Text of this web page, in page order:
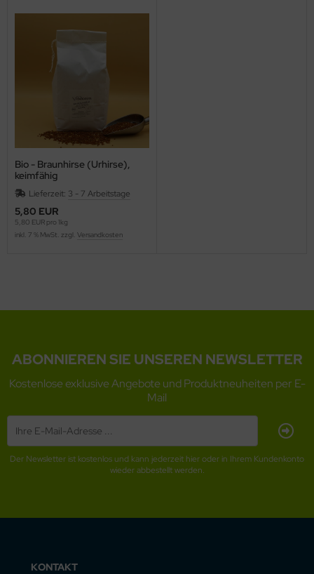
Bio - Braunhirse (Urhirse),
keimfähig
Lieferzeit: 3 - 7 Arbeitstage
5,80 EUR
5,80 EUR pro 1kg
inkl. 7 % MwSt. zzgl. Versandkosten
ABONNIEREN SIE UNSEREN NEWSLETTER
Kostenlose exklusive Angebote und Produktneuheiten per E-
Mail
Der Newsletter ist kostenlos und kann jederzeit hier oder in Ihrem Kundenkonto
wieder abbestellt werden.
KONTAKT